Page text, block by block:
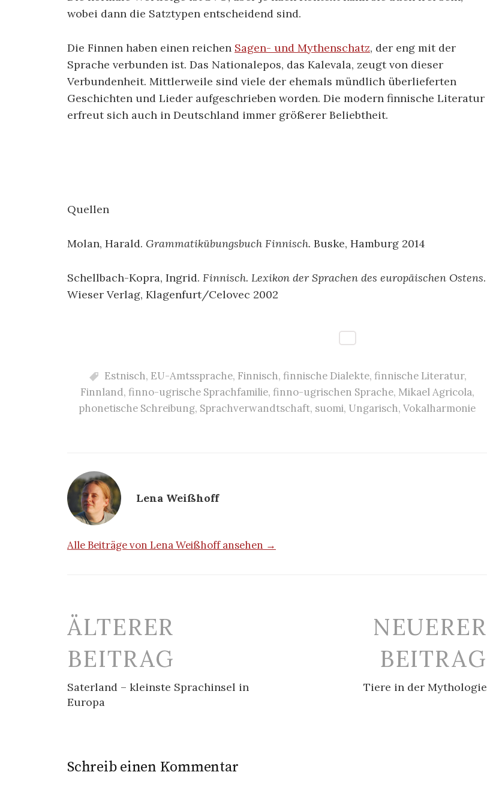
wobei dann die Satztypen entscheidend sind.
Die Finnen haben einen reichen Sagen- und Mythenschatz, der eng mit der
Sprache verbunden ist. Das Nationalepos, das Kalevala, zeugt von dieser
Verbundenheit. Mittlerweile sind viele der ehemals mündlich überlieferten
Geschichten und Lieder aufgeschrieben worden. Die modern finnische Literatur
erfreut sich auch in Deutschland immer größerer Beliebtheit.
Quellen
Molan, Harald. Grammatikübungsbuch Finnisch. Buske, Hamburg 2014
Schellbach-Kopra, Ingrid. Finnisch. Lexikon der Sprachen des europäischen Ostens.
Wieser Verlag, Klagenfurt/Celovec 2002
Estnisch, EU-Amtssprache, Finnisch, finnische Dialekte, finnische Literatur,
Finnland, finno-ugrische Sprachfamilie, finno-ugrischen Sprache, Mikael Agricola,
phonetische Schreibung, Sprachverwandtschaft, suomi, Ungarisch, Vokalharmonie
Lena Weißhoff
Alle Beiträge von Lena Weißhoff ansehen →
Beitrags-
Navigation
ÄLTERER
BEITRAG
Saterland – kleinste Sprachinsel in
Europa
NEUERER
BEITRAG
Tiere in der Mythologie
Schreib einen Kommentar